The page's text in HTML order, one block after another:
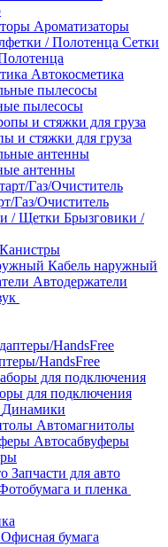
Ароматизаторы
Сетки
Автокосметика
пылесосы
и стяжки для груза
антенны
Газ/Очиститель
Брызговики /
Канистры
Кабель наружный
Автодержатели
HandsFree
для подключения
Динамики
Автомагнитолы
Автосабвуферы
Запчасти для авто
и пленка
Офисная бумага